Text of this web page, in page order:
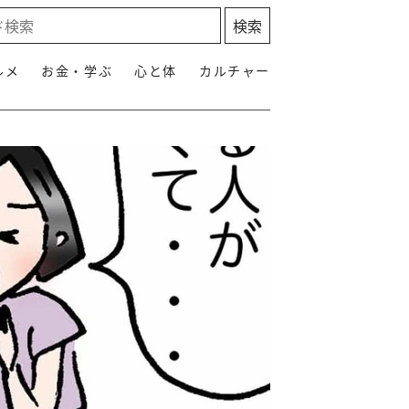
お金・学ぶ 心と体 カルチャー